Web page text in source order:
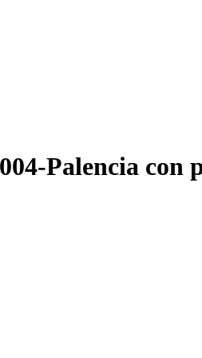
Palencia con